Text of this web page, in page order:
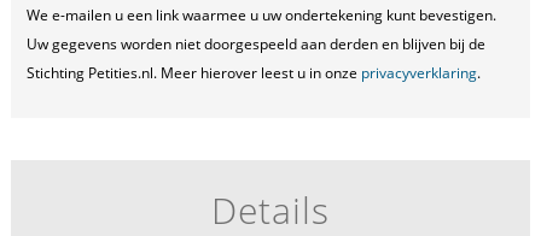
We e-mailen u een link waarmee u uw ondertekening kunt bevestigen.
Uw gegevens worden niet doorgespeeld aan derden en blijven bij de
Stichting Petities.nl. Meer hierover leest u in onze privacyverklaring.
Details